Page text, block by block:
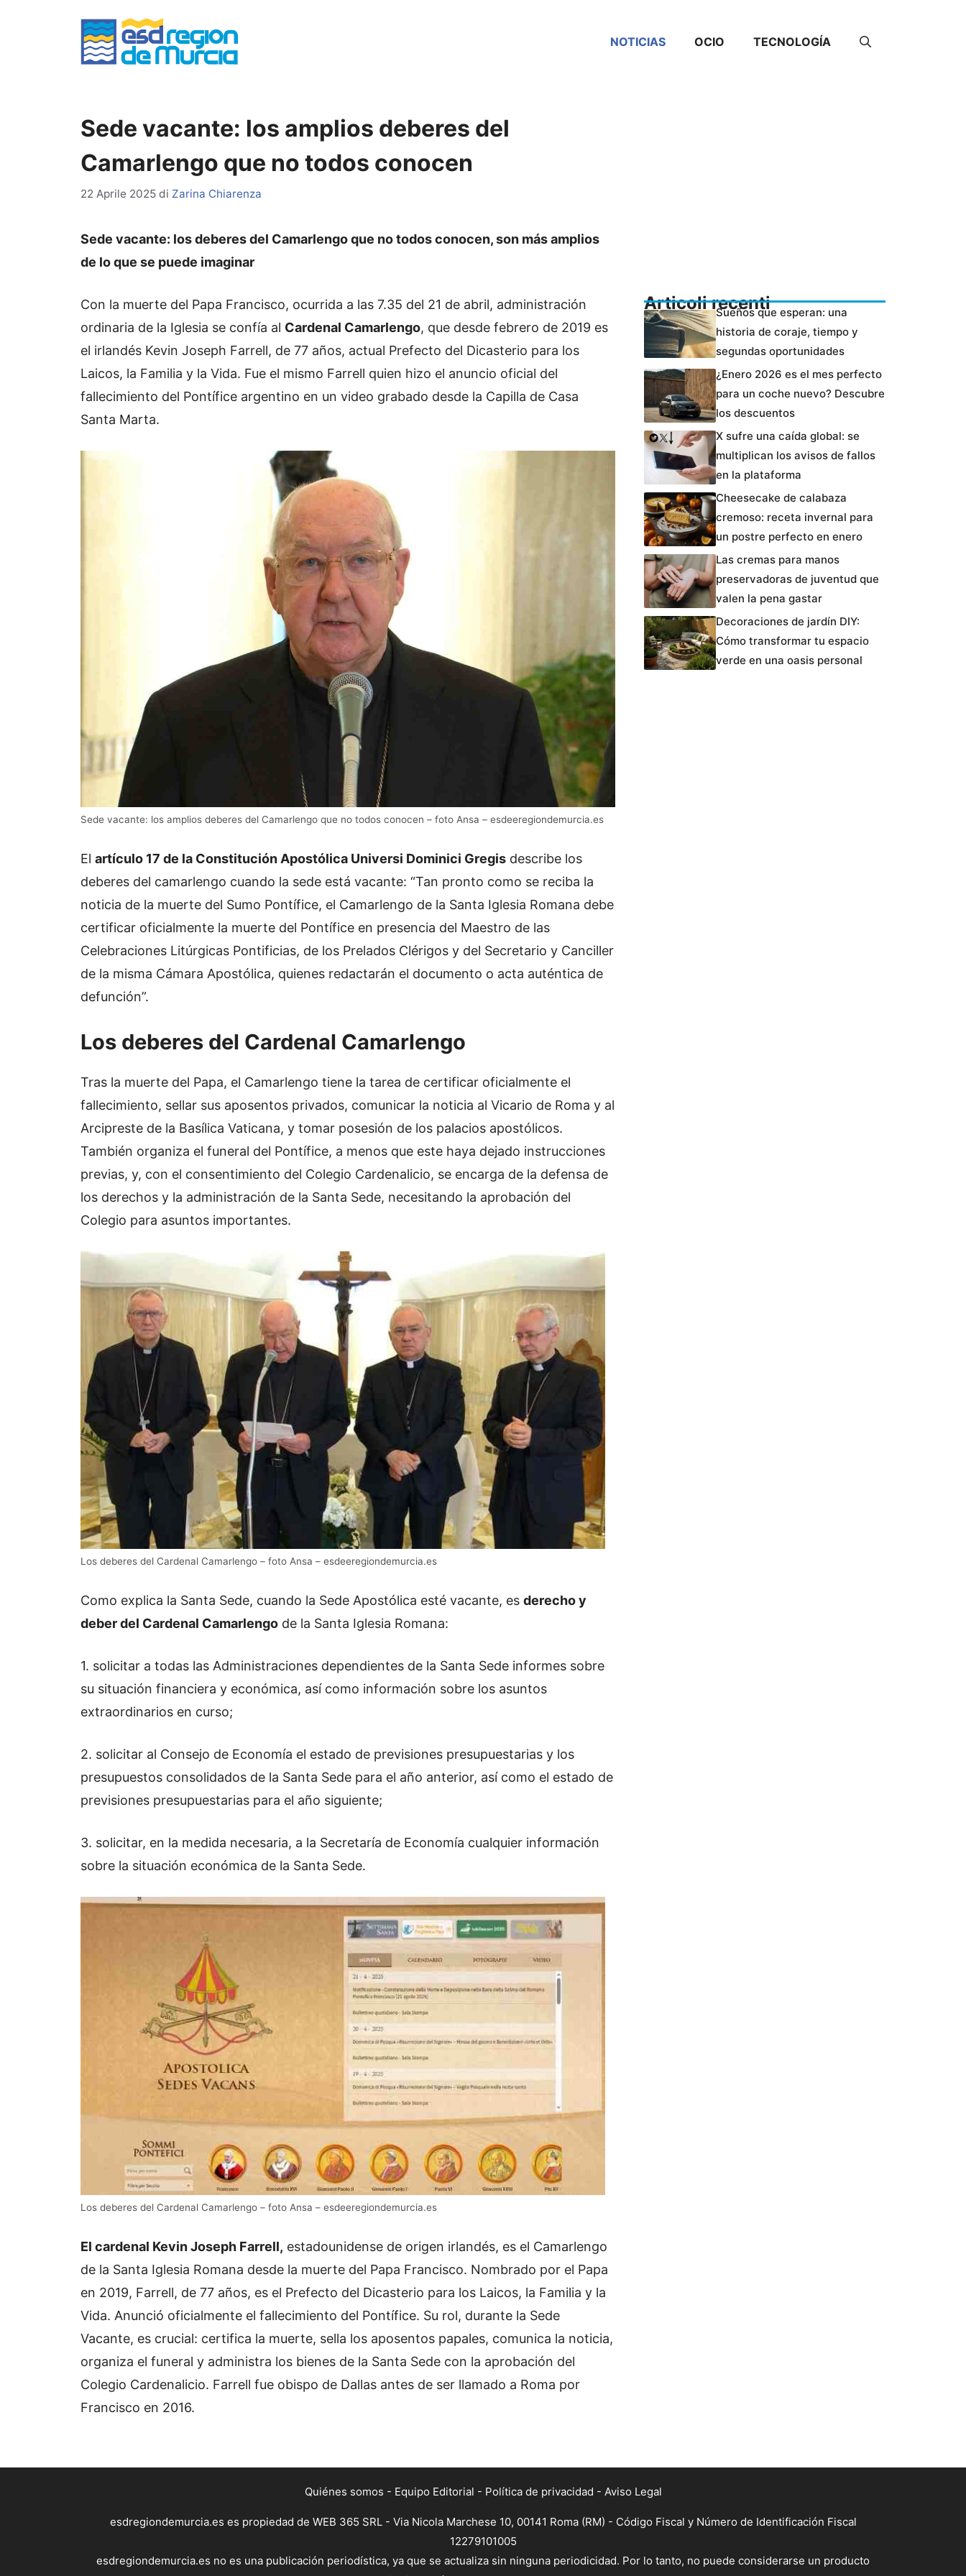
NOTICIAS OCIO TECNOLOGÍA
Sede vacante: los amplios deberes del
Camarlengo que no todos conocen
22 Aprile 2025 di Zarina Chiarenza
Sede vacante: los deberes del Camarlengo que no todos conocen, son más amplios
de lo que se puede imaginar
Con la muerte del Papa Francisco, ocurrida a las 7.35 del 21 de abril, administración
ordinaria de la Iglesia se confía al Cardenal Camarlengo, que desde febrero de 2019 es
el irlandés Kevin Joseph Farrell, de 77 años, actual Prefecto del Dicasterio para los
Laicos, la Familia y la Vida. Fue el mismo Farrell quien hizo el anuncio oficial del
fallecimiento del Pontífice argentino en un video grabado desde la Capilla de Casa
Santa Marta.
Sede vacante: los amplios deberes del Camarlengo que no todos conocen – foto Ansa – esdeeregiondemurcia.es
El artículo 17 de la Constitución Apostólica Universi Dominici Gregis describe los
deberes del camarlengo cuando la sede está vacante: “Tan pronto como se reciba la
noticia de la muerte del Sumo Pontífice, el Camarlengo de la Santa Iglesia Romana debe
certificar oficialmente la muerte del Pontífice en presencia del Maestro de las
Celebraciones Litúrgicas Pontificias, de los Prelados Clérigos y del Secretario y Canciller
de la misma Cámara Apostólica, quienes redactarán el documento o acta auténtica de
defunción”.
Los deberes del Cardenal Camarlengo
Tras la muerte del Papa, el Camarlengo tiene la tarea de certificar oficialmente el
fallecimiento, sellar sus aposentos privados, comunicar la noticia al Vicario de Roma y al
Arcipreste de la Basílica Vaticana, y tomar posesión de los palacios apostólicos.
También organiza el funeral del Pontífice, a menos que este haya dejado instrucciones
previas, y, con el consentimiento del Colegio Cardenalicio, se encarga de la defensa de
los derechos y la administración de la Santa Sede, necesitando la aprobación del
Colegio para asuntos importantes.
Los deberes del Cardenal Camarlengo – foto Ansa – esdeeregiondemurcia.es
Como explica la Santa Sede, cuando la Sede Apostólica esté vacante, es derecho y
deber del Cardenal Camarlengo de la Santa Iglesia Romana:
1. solicitar a todas las Administraciones dependientes de la Santa Sede informes sobre
su situación financiera y económica, así como información sobre los asuntos
extraordinarios en curso;
2. solicitar al Consejo de Economía el estado de previsiones presupuestarias y los
presupuestos consolidados de la Santa Sede para el año anterior, así como el estado de
previsiones presupuestarias para el año siguiente;
3. solicitar, en la medida necesaria, a la Secretaría de Economía cualquier información
sobre la situación económica de la Santa Sede.
Los deberes del Cardenal Camarlengo – foto Ansa – esdeeregiondemurcia.es
El cardenal Kevin Joseph Farrell, estadounidense de origen irlandés, es el Camarlengo
de la Santa Iglesia Romana desde la muerte del Papa Francisco. Nombrado por el Papa
en 2019, Farrell, de 77 años, es el Prefecto del Dicasterio para los Laicos, la Familia y la
Vida. Anunció oficialmente el fallecimiento del Pontífice. Su rol, durante la Sede
Vacante, es crucial: certifica la muerte, sella los aposentos papales, comunica la noticia,
organiza el funeral y administra los bienes de la Santa Sede con la aprobación del
Colegio Cardenalicio. Farrell fue obispo de Dallas antes de ser llamado a Roma por
Francisco en 2016.
Articoli recentiSueños que esperan: una
historia de coraje, tiempo y
segundas oportunidades
¿Enero 2026 es el mes perfecto
para un coche nuevo? Descubre
los descuentos
X sufre una caída global: se
multiplican los avisos de fallos
en la plataforma
Cheesecake de calabaza
cremoso: receta invernal para
un postre perfecto en enero
Las cremas para manos
preservadoras de juventud que
valen la pena gastar
Decoraciones de jardín DIY:
Cómo transformar tu espacio
verde en una oasis personal
Quiénes somos - Equipo Editorial - Política de privacidad - Aviso Legal
esdregiondemurcia.es es propiedad de WEB 365 SRL - Via Nicola Marchese 10, 00141 Roma (RM) - Código Fiscal y Número de Identificación Fiscal
12279101005
esdregiondemurcia.es no es una publicación periodística, ya que se actualiza sin ninguna periodicidad. Por lo tanto, no puede considerarse un producto